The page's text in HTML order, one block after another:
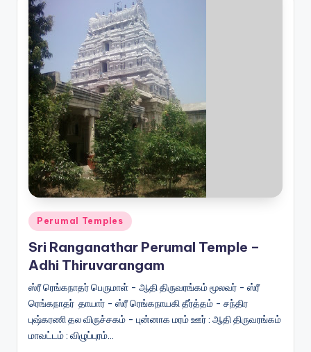
Posted
in
Perumal Temples
Sri Ranganathar Perumal Temple –
Adhi Thiruvarangam
ஸ்ரீ ரெங்கநாதர் பெருமாள் - ஆதி திருவரங்கம் மூலவர் - ஸ்ரீ
ரெங்கநாதர் தாயார் - ஸ்ரீ ரெங்கநாயகி தீர்த்தம் - சந்திர
புஷ்கரணி தல விருச்சகம் - புன்னாக மரம் ஊர் : ஆதி திருவரங்கம்
மாவட்டம் : விழுப்புரம்…